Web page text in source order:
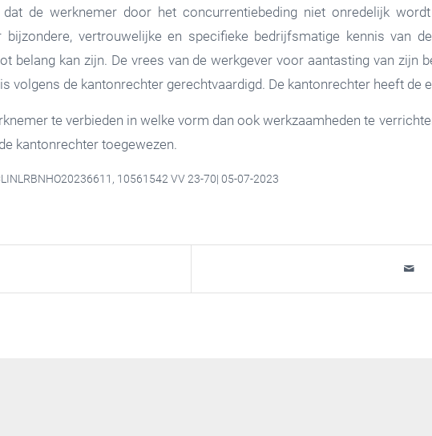
de werknemer door het concurrentiebeding niet onredelijk
vertrouwelijke en specifieke bedrijfsmatige kennis van
belang kan zijn. De vrees van de werkgever voor aantasting van zijn
volgens de kantonrechter gerechtvaardigd. De kantonrechter heeft de
te verbieden in welke vorm dan ook werkzaamheden te
kantonrechter toegewezen.
10561542 VV 23-70| 05-07-2023